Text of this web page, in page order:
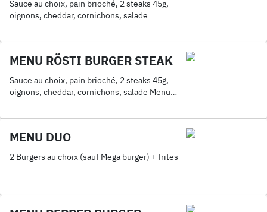
Sauce au choix, pain brioché, 2 steaks 45g,
oignons, cheddar, cornichons, salade
MENU RÖSTI BURGER STEAK
Sauce au choix, pain brioché, 2 steaks 45g,
oignons, cheddar, cornichons, salade Menu
MENU DUO
2 Burgers au choix (sauf Mega burger) + frites